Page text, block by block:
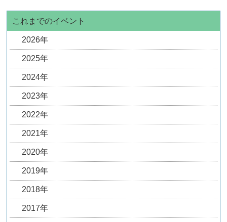
これまでのイベント
2026年
2025年
2024年
2023年
2022年
2021年
2020年
2019年
2018年
2017年